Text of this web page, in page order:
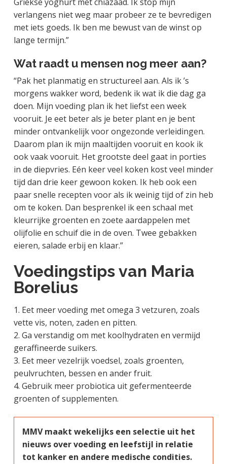
verlangens niet weg maar probeer ze te bevredigen
met iets goeds. Ik ben me bewust van de winst op
lange termijn.”
Wat raadt u mensen nog meer aan?
“Pak het planmatig en structureel aan. Als ik ’s
morgens wakker word, bedenk ik wat ik die dag ga
doen. Mijn voeding plan ik het liefst een week
vooruit. Je eet beter als je beter plant en je bent
minder ontvankelijk voor ongezonde verleidingen.
Daarom plan ik mijn maaltijden vooruit en kook ik
ook vaak vooruit. Het grootste deel gaat in porties
in de diepvries. Eén keer veel koken kost veel minder
tijd dan drie keer gewoon koken. Ik heb ook een
paar snelle recepten voor als ik weinig tijd of zin heb
om te koken. Dan besprenkel ik een schaal met
kleurrijke groenten en zoete aardappelen met
olijfolie en schuif die in de oven. Twee gebakken
eieren, salade erbij en klaar.”
Voedingstips van Maria
Borelius
1. Eet meer voeding met omega 3 vetzuren, zoals
vette vis, noten, zaden en pitten.
2. Ga verstandig om met koolhydraten en vermijd
geraffineerde suikers.
3. Eet meer vezelrijk voedsel, zoals groenten,
peulvruchten, bessen en ander fruit.
4. Gebruik meer probiotica uit gefermenteerde
groenten of supplementen.
MMV maakt wekelijks een selectie uit het
nieuws over voeding en leefstijl in relatie
tot kanker en andere medische condities.